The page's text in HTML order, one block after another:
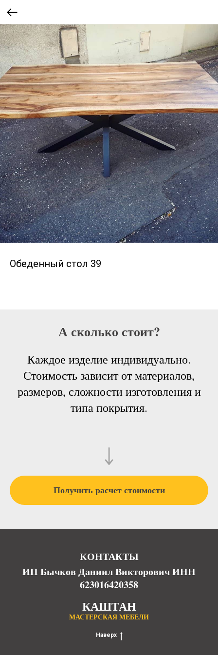
Обеденный стол 39
А сколько стоит?
Каждое изделие индивидуально.
Стоимость зависит от материалов,
размеров, сложности изготовления и
типа покрытия.
Получить расчет стоимости
КОНТАКТЫ
ИП Бычков Даниил Викторович ИНН
623016420358
КАШТАН
МАСТЕРСКАЯ МЕБЕЛИ
Наверх